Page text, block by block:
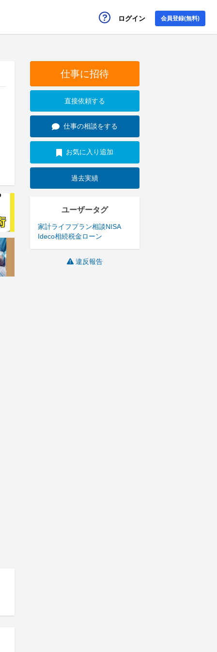
ログイン 会員登録(無料)
仕事に招待
直接依頼する
仕事の相談をする
お気に入り追加
過去実績
ユーザータグ
家計ライフプラン相談NISA
Ideco相続税金ローン
違反報告